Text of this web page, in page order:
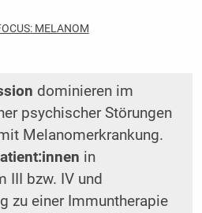
MELANOM
dominieren im
psychischer Störungen
Melanomerkrankung.
in
III bzw. IV und
zu einer Immuntherapie